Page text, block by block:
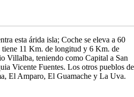
esta árida isla; Coche se eleva a 60
tiene 11 Km. de longitud y 6 Km. de
Villalba, teniendo como Capital a San
Vicente Fuentes. Los otros pueblos de
El Amparo, El Guamache y La Uva.